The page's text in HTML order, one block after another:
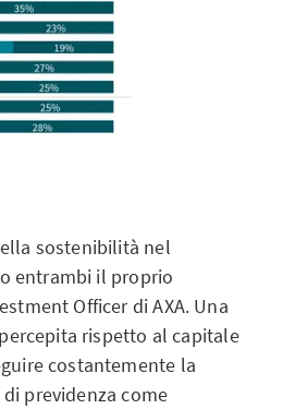
sostenibilità nel
entrambi il proprio
Officer di AXA. Una
rispetto al capitale
costantemente la
previdenza come